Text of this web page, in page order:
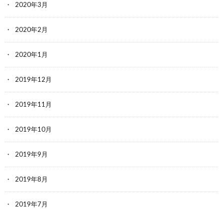
2020年3月
2020年2月
2020年1月
2019年12月
2019年11月
2019年10月
2019年9月
2019年8月
2019年7月